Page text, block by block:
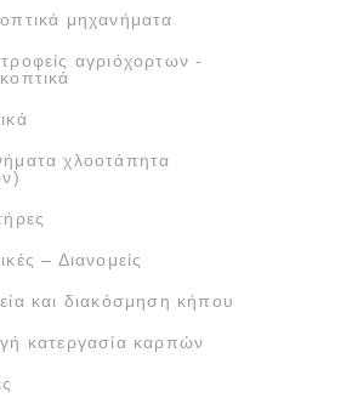
μηχανήματα
αγριόχορτων -
χλοοτάπητα
– Διανομείς
και διακόσμηση κήπου
κατεργασία καρπών